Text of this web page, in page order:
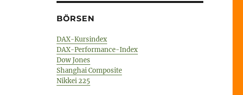
BÖRSEN
DAX-Kursindex
DAX-Performance-Index
Dow Jones
Shanghai Composite
Nikkei 225